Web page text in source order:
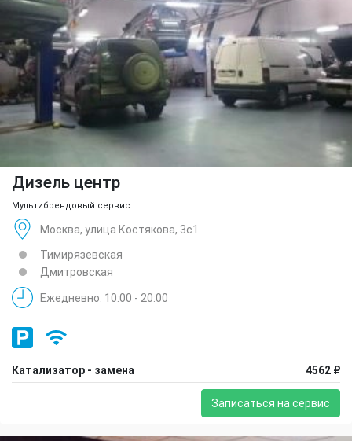
Дизель центр
Мультибрендовый сервис
Москва, улица Костякова, 3с1
Тимирязевская
Дмитровская
Ежедневно: 10:00 - 20:00
Катализатор - замена 4562 ₽
Записаться на сервис